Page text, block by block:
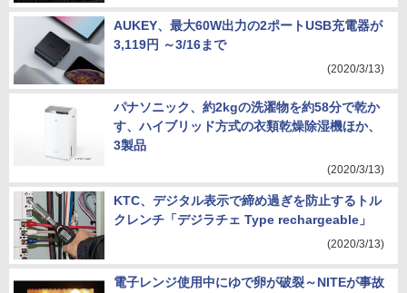
AUKEY、最大60W出力の2ポートUSB充電器が
3,119円 ～3/16まで
(2020/3/13)
パナソニック、約2kgの洗濯物を約58分で乾か
す、ハイブリッド方式の衣類乾燥除湿機ほか、
3製品
(2020/3/13)
KTC、デジタル表示で締め過ぎを防止するトル
クレンチ「デジラチェ Type rechargeable」
(2020/3/13)
電子レンジ使用中にゆで卵が破裂～NITEが事故